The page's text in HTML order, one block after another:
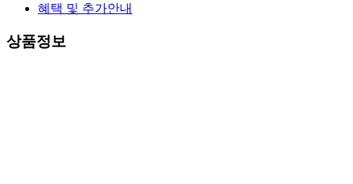
혜택 및 추가안내
상품정보